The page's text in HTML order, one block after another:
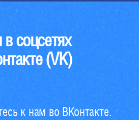
соцсетях
(VK)
к нам во ВКонтакте.